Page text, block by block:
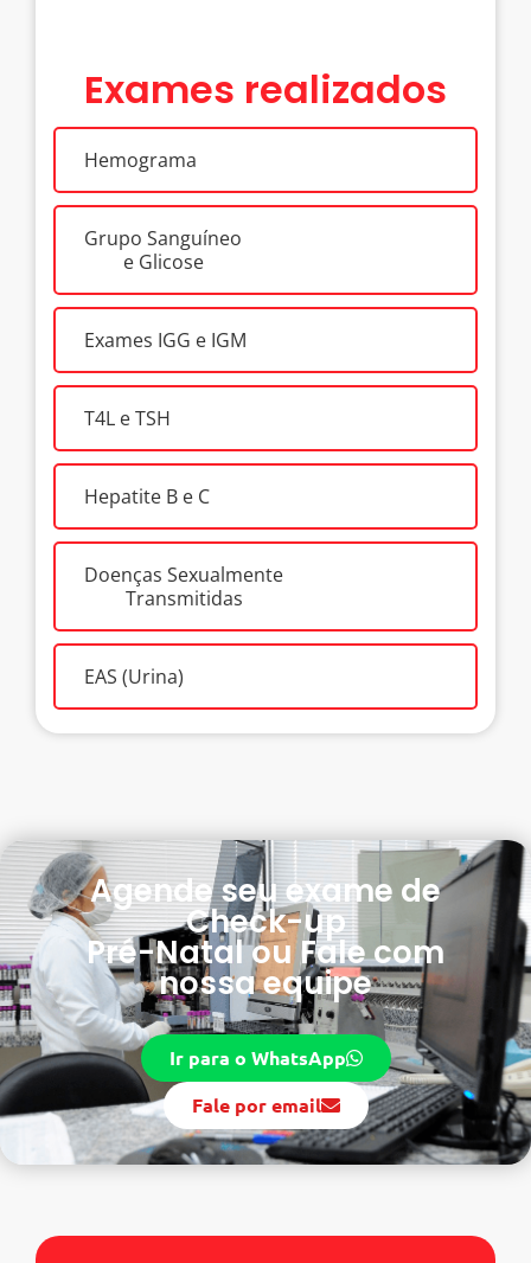
Exames realizados
Hemograma
Grupo Sanguíneo
e Glicose
Exames IGG e IGM
T4L e TSH
Hepatite B e C
Doenças Sexualmente
Transmitidas
EAS (Urina)
Agende seu exame de
Check-up
Pré-Natal ou Fale com
nossa equipe
Ir para o WhatsApp
Fale por email